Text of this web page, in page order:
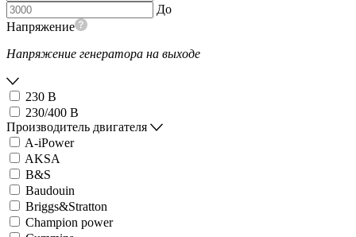
До
Напряжение
Напряжение генератора на выходе
230 В
230/400 В
Производитель двигателя
A-iPower
AKSA
B&S
Baudouin
Briggs&Stratton
Champion power